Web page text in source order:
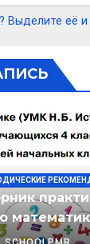
Выделите её